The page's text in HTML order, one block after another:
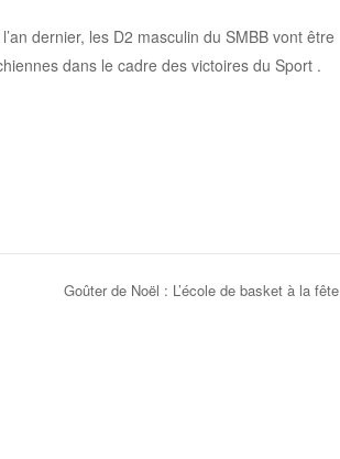
dernier, les D2 masculin du SMBB vont être
dans le cadre des victoires du Sport .
Goûter de Noël : L’école de basket à la fête